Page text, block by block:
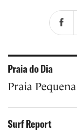
Praia do Dia
Praia Pequena
Surf Report